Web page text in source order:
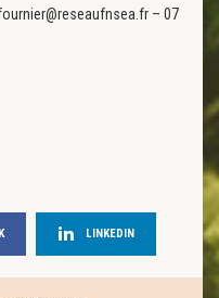
– 07
LINKEDIN